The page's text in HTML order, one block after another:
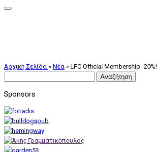
Αρχική Σελίδα » Nέα » LFC Official Membership -20%!
Sponsors